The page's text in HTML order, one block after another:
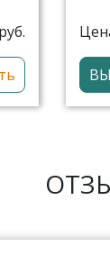
руб.